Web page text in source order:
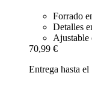
Forrado
Detalles
Ajustable
70,99 €
Entrega hasta el